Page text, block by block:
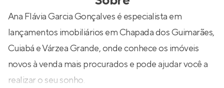
Ana Flávia Garcia Gonçalves é especialista em
lançamentos imobiliários em Chapada dos Guimarães,
Cuiabá e Várzea Grande, onde conhece os imóveis
novos à venda mais procurados e pode ajudar você a
realizar o seu sonho.